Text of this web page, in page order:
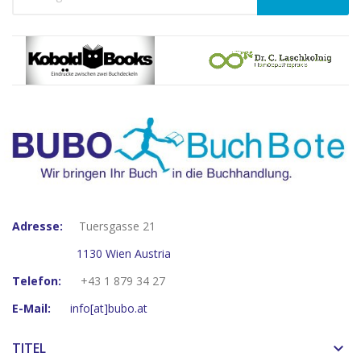
Adresse:
Tuersgasse 21
1130 Wien Austria
Telefon:
+43 1 879 34 27
E-Mail:
info[at]bubo.at
TITEL keyboard_arrow_down